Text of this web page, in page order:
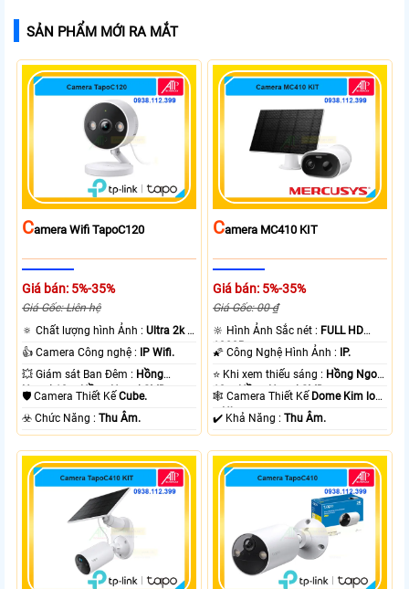
SẢN PHẨM MỚI RA MẮT
CAmera Wifi TapoC120
Giá bán: 5%-35%
Giá Gốc: Liên hệ
🔅 Chất lượng hình Ảnh :Ultra 2k +
.
👍 Camera Công nghệ :
IP Wifi.
💥 Giám sát Ban Đêm : Hồng
Ngoại 10m Hồng Ngoại SMD.
🛡 Camera Thiết KếCube.
️☣️ Chức Năng :Thu Âm.
CAmera MC410 KIT
Giá bán: 5%-35%
Giá Gốc: 00 ₫
🔆 Hình Ảnh Sắc nét : FULL HD
1080P .
🌠 Công Nghệ Hình Ảnh :
IP.
⭐ Khi xem thiếu sáng : Hồng Ngoại
10m Hồng Ngoại SMD.
🕸️ Camera Thiết Kế Dome Kim loại
+ Nhựa.
️✔️ Khả Năng :Thu Âm.